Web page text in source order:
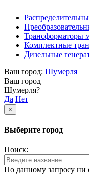
Трансформаторы
Комплектные
Дизельные
Ваш город: Шумерля
Ваш город
Шумерля?
Да Нет
×
Выберите город
Поиск:
По данному запросу ни